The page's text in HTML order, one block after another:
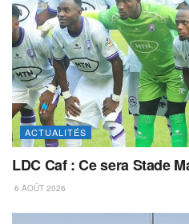
ACTUALITÉS
LDC Caf : Ce sera Stade
6 AOÛT 2026